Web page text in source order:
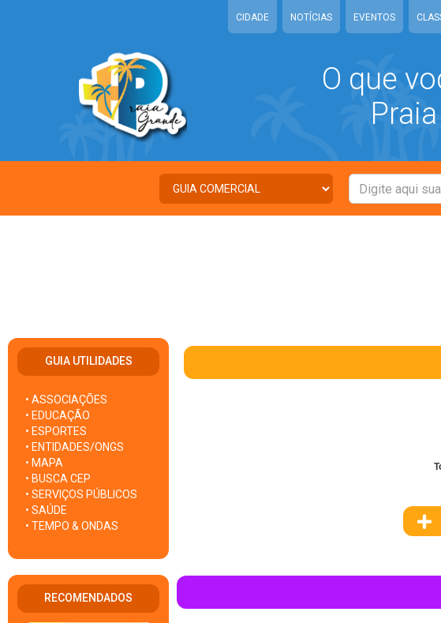
CIDADE NOTÍCIAS EVENTOS
O que
Praia
GUIA UTILIDADES
• ASSOCIAÇÕES
• EDUCAÇÃO
• ESPORTES
• ENTIDADES/ONGS
• MAPA
• BUSCA CEP
• SERVIÇOS PÚBLICOS
• SAÚDE
• TEMPO & ONDAS
RECOMENDADOS